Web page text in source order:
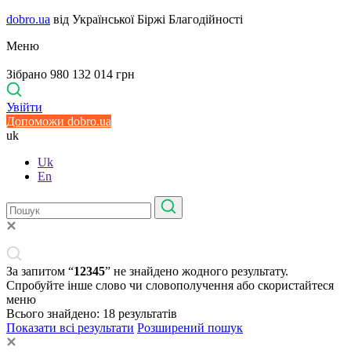
dobro.ua від Української Біржі Благодійності
Меню
Зібрано 980 132 014 грн
Увійти
Допоможи dobro.ua
uk
Uk
En
За запитом “12345” не знайдено жодного результату.
Спробуйте інше слово чи словополучення або скористайтеся
меню
Всього знайдено: 18 результатів
Показати всі результати Розширений пошук